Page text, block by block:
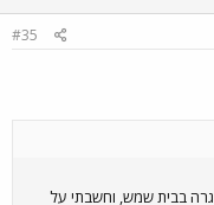
#35
גרה בבית שמש, וחשבתי על